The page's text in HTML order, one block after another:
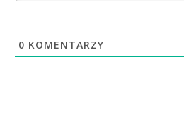
0 KOMENTARZY